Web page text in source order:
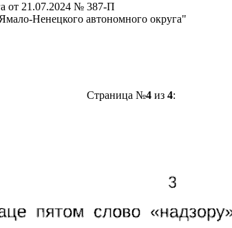
от 21.07.2024 № 387-П
Ненецкого автономного округа"
Страница №4из 4: